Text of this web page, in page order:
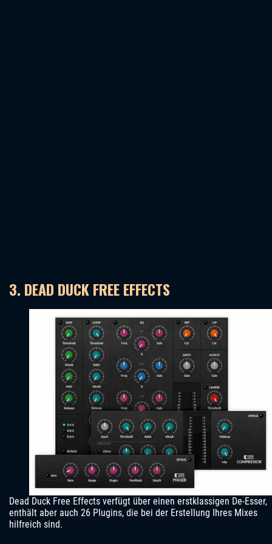
3. DEAD DUCK FREE EFFECTS
Dead Duck Free Effects verfügt über einen erstklassigen De-Esser,
enthält aber auch 26 Plugins, die bei der Erstellung Ihres Mixes
hilfreich sind.